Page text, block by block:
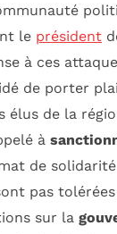
le président
à ces
de porter
élus de la
à
de
pas
sur la